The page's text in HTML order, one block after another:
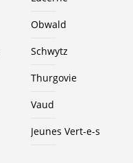
Obwald
Schwytz
Thurgovie
Vaud
Jeunes Vert-e-s